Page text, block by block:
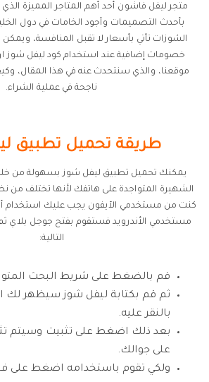
متجر ليفل فاشون أحد أهم المتاجر المميزة
بأحدث التصميمات وأجود الخامات في دول
الشوزات تأتي بأسعار لا تقبل المنافسة،
خصومات إضافية عند استخدام كود ليفل شوز
موقعنا، والذي سنتحدث عنه في هذا المقال،
ناجحة في عملية الشراء.
طريقة تحميل تطبيق
يمكنك تحميل تطبيق ليفل شوز بسهولة من خلال
الشهيرة المتواجدة على هاتفك لأنها تختلف من
كنت من مستخدمي الآيفون يجب عليك استخدام
مستخدمي الأندرويد فستقوم بفتح جوجل بلاي
التالية:
قم بالضغط على شريط البحث
ثم قم بكتابة ليفل شوز سيظهر لك
بالنقر عليه.
بعد ذلك اضغط على تثبيت وسيتم
على جوالك.
ولكي تقوم باستخدامه اضغط على